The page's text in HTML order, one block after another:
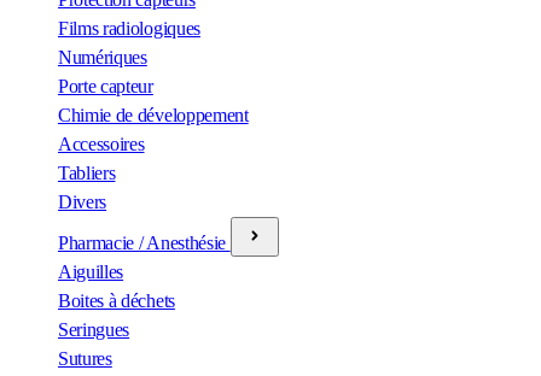
Films radiologiques
Numériques
Porte capteur
Chimie de développement
Accessoires
Tabliers
Divers
Pharmacie / Anesthésie
Aiguilles
Boites à déchets
Seringues
Sutures